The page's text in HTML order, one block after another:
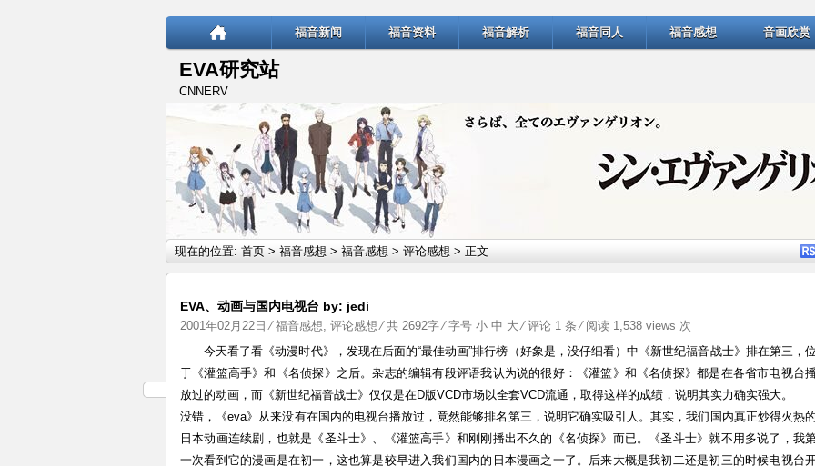
福音新闻 福音资料 福音解析 福音同人 福音感想 音画欣赏
EVA研究站
CNNERV
现在的位置: 首页 > 福音感想 > 福音感想 > 评论感想 > 正文
EVA、动画与国内电视台 by: jedi
2001年02月22日 ⁄福音感想, 评论感想⁄ 共 2692字 ⁄ 字号 小 中 大 ⁄评论 1 条⁄ 阅读 1,538 views 次
今天看了看《动漫时代》，发现在后面的“最佳动画”排行榜（好象是，没仔细看）中《新世纪福音战士》排在第三，位
于《灌篮高手》和《名侦探》之后。杂志的编辑有段评语我认为说的很好：《灌篮》和《名侦探》都是在各省市电视台播
放过的动画，而《新世纪福音战士》仅仅是在D版VCD市场以全套VCD流通，取得这样的成绩，说明其实力确实强大。
没错，《eva》从来没有在国内的电视台播放过，竟然能够排名第三，说明它确实吸引人。其实，我们国内真正炒得火热的
日本动画连续剧，也就是《圣斗士》、《灌篮高手》和刚刚播出不久的《名侦探》而已。《圣斗士》就不用多说了，我
一次看到它的漫画是在初一，这也算是较早进入我们国内的日本漫画之一了。后来大概是我初二还是初三的时候电视台